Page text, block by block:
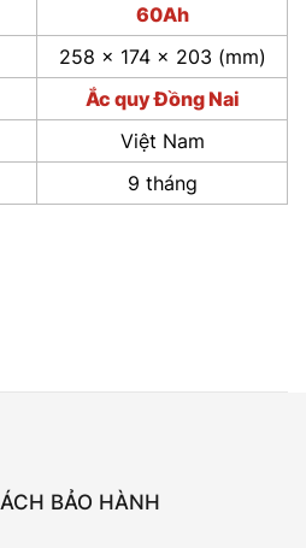
60Ah
258 x 174 x 203 (mm)
Ắc quy Đồng Nai
Việt Nam
9 tháng
BẢO HÀNH